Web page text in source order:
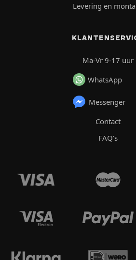
Levering en
Ma-Vr 9-17 uur
WhatsApp
Messenger
Contact
FAQ’s